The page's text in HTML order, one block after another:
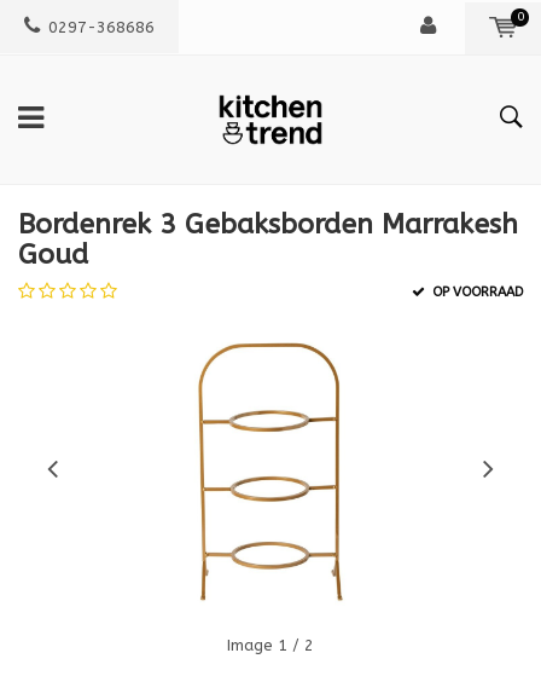
0297-368686
0
Bordenrek 3 Gebaksborden Marrakesh
Goud
OP VOORRAAD
Image 1 / 2